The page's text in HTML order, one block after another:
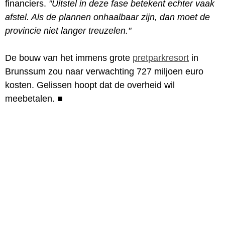
financiers. "Uitstel in deze fase betekent echter vaak
afstel. Als de plannen onhaalbaar zijn, dan moet de
provincie niet langer treuzelen."
De bouw van het immens grote pretparkresort in
Brunssum zou naar verwachting 727 miljoen euro
kosten. Gelissen hoopt dat de overheid wil
meebetalen. ■